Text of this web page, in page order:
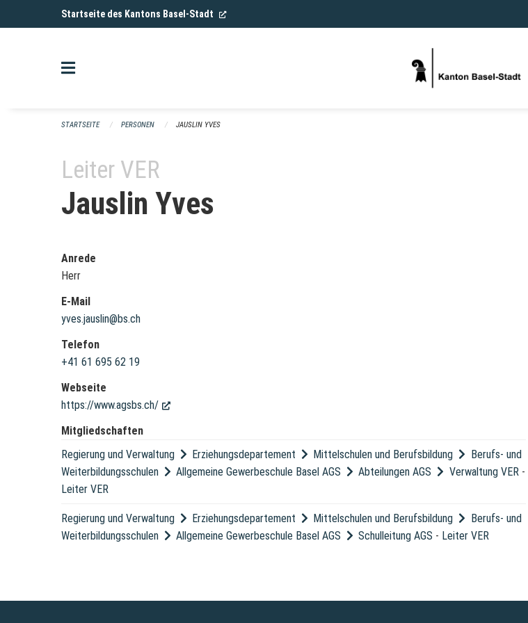
Navigation überspringenStartseite des Kantons Basel-Stadt (External Link)
STARTSEITE PERSONEN JAUSLIN YVES
Leiter VER
Jauslin Yves
Anrede
Herr
E-Mail
yves.jauslin@bs.ch
Telefon
+41 61 695 62 19
Webseite
https://www.agsbs.ch/
(External Link)
Mitgliedschaften
Regierung und Verwaltung
Erziehungsdepartement Mittelschulen und Berufsbildung
Berufs- und
Weiterbildungsschulen
Allgemeine Gewerbeschule Basel AGS Abteilungen AGS Verwaltung VER-
Leiter VER
Regierung und Verwaltung Erziehungsdepartement Mittelschulen und Berufsbildung
Berufs- und
Weiterbildungsschulen
Allgemeine Gewerbeschule Basel AGS Schulleitung AGS - Leiter VER